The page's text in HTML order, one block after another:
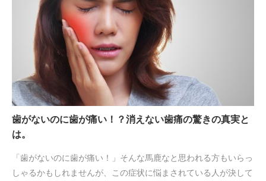
歯がないのに歯が痛い！？消えない歯痛の驚きの真実と
は。
「歯がないのに歯が痛い！」そんな馬鹿なと思われる方もいらっ
しゃるかもしれませんが、この症状に悩まされている人が決して